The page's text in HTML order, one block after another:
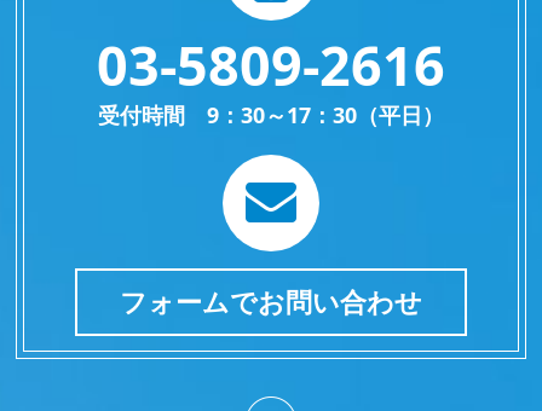
03-5809-2616
受付時間 9：30～17：30（平日）
フォームでお問い合わせ